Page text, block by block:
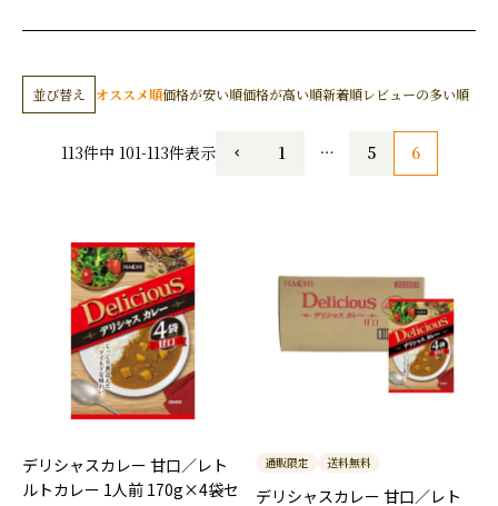
並び替え オススメ順価格が安い順価格が高い順新着順レビューの多い順
113件中 101-113件表示 1 … 5 6
デリシャスカレー 甘口／レト
ルトカレー 1人前 170g×4袋セ
通販限定 送料無料
デリシャスカレー 甘口／レト